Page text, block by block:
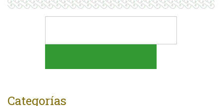
Categorías